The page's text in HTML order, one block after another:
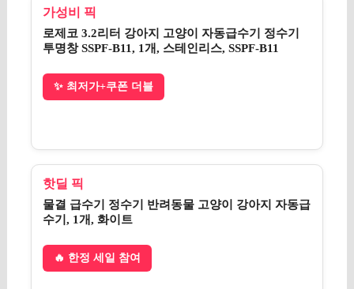
가성비 픽
로제코 3.2리터 강아지 고양이 자동급수기 정수기
투명창 SSPF-B11, 1개, 스테인리스, SSPF-B11
✨ 최저가+쿠폰 더블
핫딜 픽
물결 급수기 정수기 반려동물 고양이 강아지 자동급
수기, 1개, 화이트
🔥 한정 세일 참여